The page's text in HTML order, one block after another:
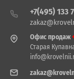
+7(495) 133
Офис продаж
Старая